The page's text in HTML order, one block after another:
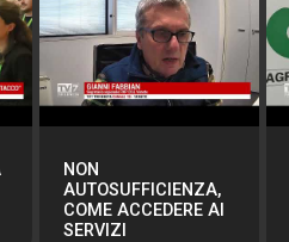
NON
AUTOSUFFICIENZA,
COME ACCEDERE AI
SERVIZI